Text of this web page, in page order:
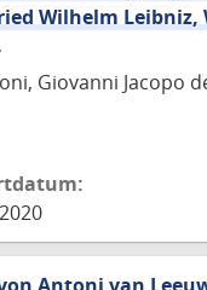
Wilhelm Leibniz,
Giovanni Jacopo